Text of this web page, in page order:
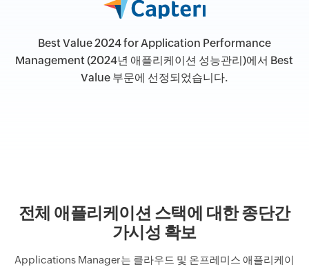
Best Value 2024 for Application Performance
Management (2024년 애플리케이션 성능관리)에서 Best
Value 부문에 선정되었습니다.
전체 애플리케이션 스택에 대한 종단간
가시성 확보
Applications Manager는 클라우드 및 온프레미스 애플리케이